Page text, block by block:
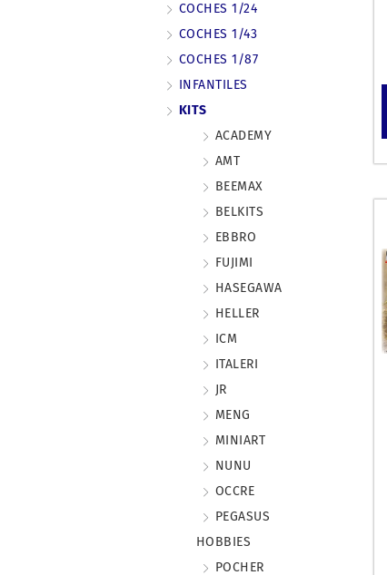
COCHES 1/24
COCHES 1/43
COCHES 1/87
INFANTILES
KITS
ACADEMY
AMT
BEEMAX
BELKITS
EBBRO
FUJIMI
HASEGAWA
HELLER
ICM
ITALERI
JR
MENG
MINIART
NUNU
OCCRE
PEGASUS
HOBBIES
POCHER